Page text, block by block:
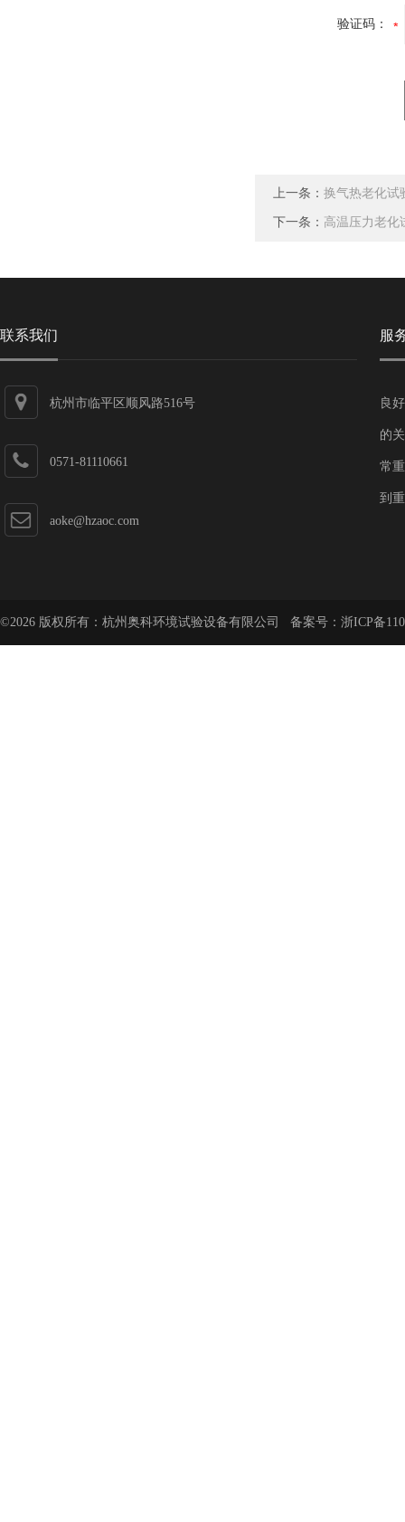
验证码：
上一条： 换气热老化试
下一条： 高温压力老化
联系我们
杭州市临平区顺风路516号
0571-81110661
aoke@hzaoc.com
服
良
的
常
到
©2026 版权所有：杭州奥科环境试验设备有限公司 备案号： 浙ICP备